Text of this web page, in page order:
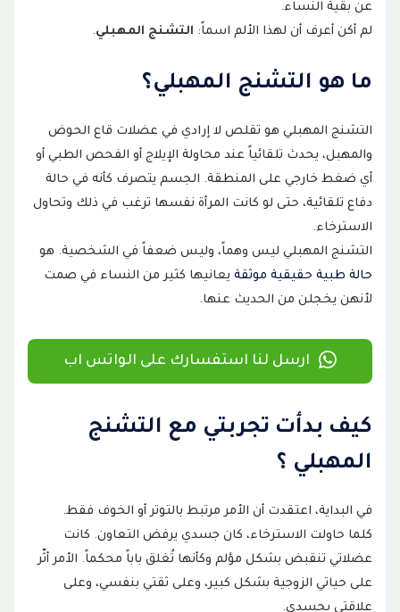
كيف تم تشخيص التشنج المهبلي؟
ثانياً: الدعم النفسي
10 نتائج العلاج: ماذا تغير في حياتي؟
11 رسالة لكل امرأة تعاني في صمت
12 الخلاصة
نصائح لمن تمر بتجربة مشابهة لتجربتي مع
عن بقية النساء.
لم أكن أعرف أن لهذا الألم اسماً: التشنج المهبلي.
ما هو التشنج المهبلي؟
التشنج المهبلي هو تقلص لا إرادي في عضلات قاع الحوض
والمهبل، يحدث تلقائياً عند محاولة الإيلاج أو الفحص الطبي أو
أي ضغط خارجي على المنطقة. الجسم يتصرف كأنه في حالة
دفاع تلقائية، حتى لو كانت المرأة نفسها ترغب في ذلك وتحاول
الاسترخاء.
التشنج المهبلي ليس وهماً، وليس ضعفاً في الشخصية. هو
حالة طبية حقيقية موثقة يعانيها كثير من النساء في صمت
لأنهن يخجلن من الحديث عنها.
ارسل لنا استفسارك على الواتس اب
كيف بدأت تجربتي مع التشنج
المهبلي ؟
في البداية، اعتقدت أن الأمر مرتبط بالتوتر أو الخوف فقط.
كلما حاولت الاسترخاء، كان جسدي يرفض التعاون. كانت
عضلاتي تنقبض بشكل مؤلم وكأنها تُغلق باباً محكماً. الأمر أثّر
على حياتي الزوجية بشكل كبير، وعلى ثقتي بنفسي، وعلى
علاقتي بجسدي.